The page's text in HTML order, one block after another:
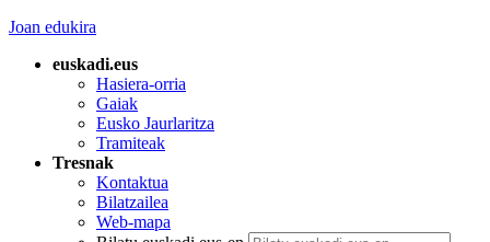
Joan edukira
euskadi.eus
Hasiera-orria
Gaiak
Eusko Jaurlaritza
Tramiteak
Tresnak
Kontaktua
Bilatzailea
Web-mapa